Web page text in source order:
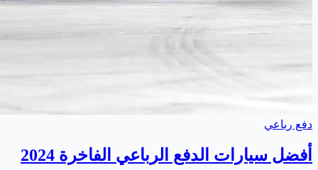
دفع رباعي
أفضل سيارات الدفع الرباعي الفاخرة 2024